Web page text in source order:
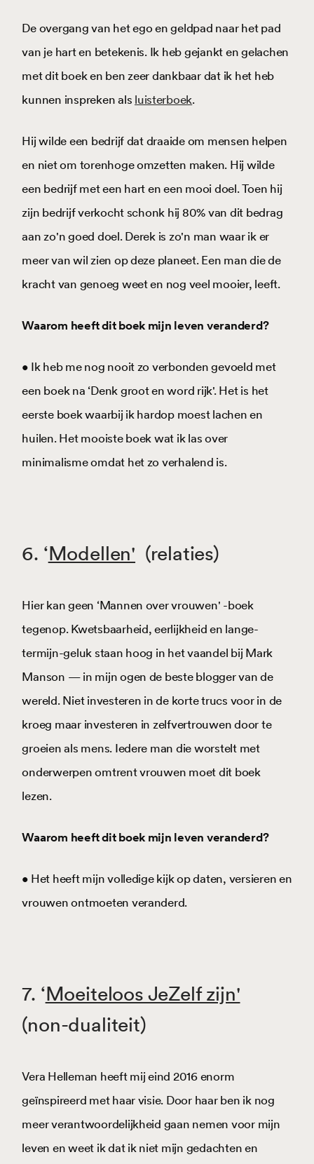
De overgang van het ego en geldpad naar het pad
van je hart en betekenis. Ik heb gejankt en gelachen
met dit boek en ben zeer dankbaar dat ik het heb
kunnen inspreken als luisterboek.
Hij wilde een bedrijf dat draaide om mensen helpen
en niet om torenhoge omzetten maken. Hij wilde
een bedrijf met een hart en een mooi doel. Toen hij
zijn bedrijf verkocht schonk hij 80% van dit bedrag
aan zo'n goed doel. Derek is zo'n man waar ik er
meer van wil zien op deze planeet. Een man die de
kracht van genoeg weet en nog veel mooier, leeft.
Waarom heeft dit boek mijn leven veranderd?
• Ik heb me nog nooit zo verbonden gevoeld met
een boek na ‘Denk groot en word rijk'. Het is het
eerste boek waarbij ik hardop moest lachen en
huilen. Het mooiste boek wat ik las over
minimalisme omdat het zo verhalend is.
6. ‘Modellen' (relaties)
Hier kan geen ‘Mannen over vrouwen' -boek
tegenop. Kwetsbaarheid, eerlijkheid en lange-
termijn-geluk staan hoog in het vaandel bij Mark
Manson — in mijn ogen de beste blogger van de
wereld. Niet investeren in de korte trucs voor in de
kroeg maar investeren in zelfvertrouwen door te
groeien als mens. Iedere man die worstelt met
onderwerpen omtrent vrouwen moet dit boek
lezen.
Waarom heeft dit boek mijn leven veranderd?
• Het heeft mijn volledige kijk op daten, versieren en
vrouwen ontmoeten veranderd.
7. ‘Moeiteloos JeZelf zijn'
(non-dualiteit)
Vera Helleman heeft mij eind 2016 enorm
geïnspireerd met haar visie. Door haar ben ik nog
meer verantwoordelijkheid gaan nemen voor mijn
leven en weet ik dat ik niet mijn gedachten en